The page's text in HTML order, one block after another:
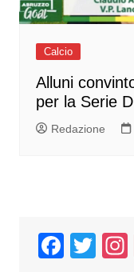
Calcio
Alluni
per la Serie D
Redazione
F
T